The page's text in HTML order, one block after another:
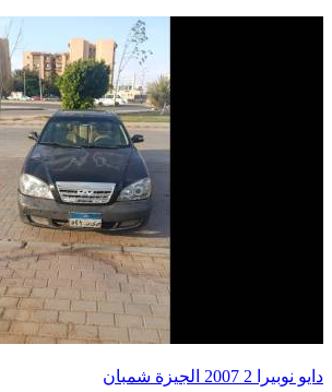
دايو نوبيرا 2 2007 الجيزة شمبان